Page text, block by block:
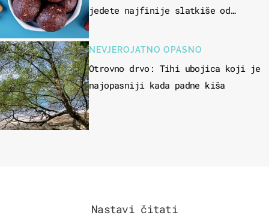
jedete najfinije slatkiše od
NEVJEROJATNO OPASNO
Otrovno drvo: Tihi ubojica koji je
najopasniji kada padne kiša
Nastavi čitati